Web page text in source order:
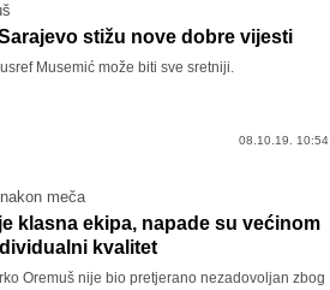
stižu nove dobre vijesti
Musemić može biti sve sretniji.
08.10.19. 10:54
meča
klasna ekipa, napade su većinom
kvalitet
Oremuš nije bio pretjerano nezadovoljan zbog